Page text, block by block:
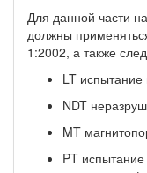
Для данной части
должны
1:2002, а также
LT испытание
NDT
MT
PT